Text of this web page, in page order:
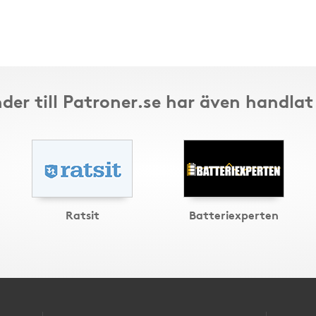
till Patroner.se har även
Ratsit Batteriexperten